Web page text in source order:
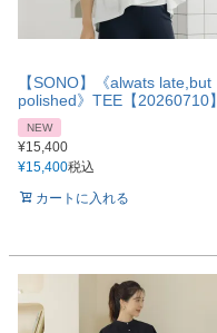
【SONO】《alwats late,but
polished》TEE【20260710】
NEW
¥15,400
¥15,400税込
カートに入れる